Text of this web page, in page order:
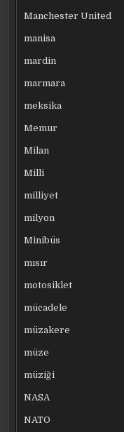
Manchester United
manisa
mardin
marmara
meksika
Memur
Milan
Milli
milliyet
milyon
Minibüs
mısır
motosiklet
mücadele
müzakere
müze
müziği
NASA
NATO